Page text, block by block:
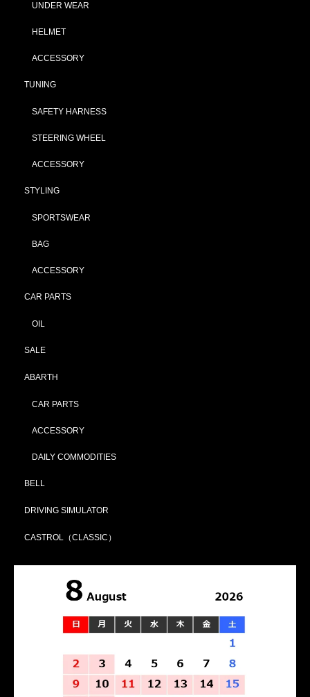
UNDER WEAR
HELMET
ACCESSORY
TUNING
SAFETY HARNESS
STEERING WHEEL
ACCESSORY
STYLING
SPORTSWEAR
BAG
ACCESSORY
CAR PARTS
OIL
SALE
ABARTH
CAR PARTS
ACCESSORY
DAILY COMMODITIES
BELL
DRIVING SIMULATOR
CASTROL（CLASSIC）